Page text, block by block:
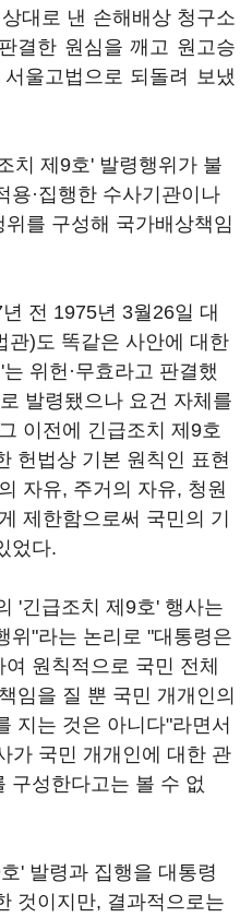
대로 낸 손해배상 청구소
결한 원심을 깨고 원고승
울고법으로 되돌려 보냈
치 제9호' 발령행위가 불
용·집행한 수사기관이나
를 구성해 국가배상책임
전 1975년 3월26일 대
관)도 똑같은 사안에 대한
위헌·무효라고 판결했
발령됐으나 요건 자체를
이전에 긴급조치 제9호
헌법상 기본 원칙인 표현
자유, 주거의 자유, 청원
제한함으로써 국민의 기
었다.
'긴급조치 제9호' 행사는
위"라는 논리로 "대통령은
원칙적으로 국민 전체
임을 질 뿐 국민 개개인의
지는 것은 아니다"라면서
가 국민 개개인에 대한 관
구성한다고는 볼 수 없
' 발령과 집행을 대통령
것이지만, 결과적으로는